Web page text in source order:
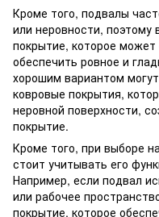
Кроме того, подвалы
или неровности,
покрытие, которое
обеспечить ровное и
хорошим вариантом
ковровые покрытия,
неровной поверхности,
покрытие.
Кроме того, при выборе
стоит учитывать его
Например, если подвал
или рабочее
покрытие, которое